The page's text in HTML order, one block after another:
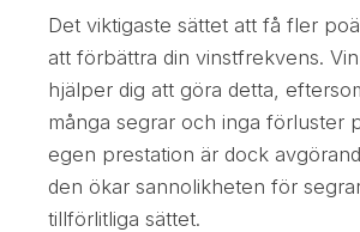
Det viktigaste sättet att få fler
att förbättra din vinstfrekvens.
hjälper dig att göra detta,
många segrar och inga förluster
egen prestation är dock
den ökar sannolikheten för
tillförlitliga sättet.